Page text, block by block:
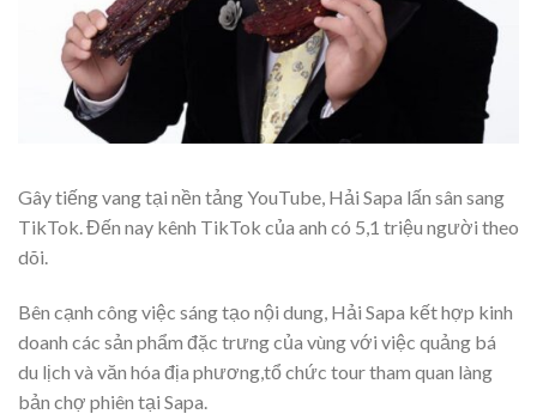
Gây tiếng vang tại nền tảng YouTube, Hải Sapa lấn sân sang
TikTok. Đến nay kênh TikTok của anh có 5,1 triệu người theo
dõi.
Bên cạnh công việc sáng tạo nội dung, Hải Sapa kết hợp kinh
doanh các sản phẩm đặc trưng của vùng với việc quảng bá
du lịch và văn hóa địa phương,tổ chức tour tham quan làng
bản chợ phiên tại Sapa.